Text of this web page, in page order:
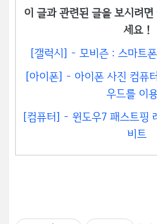
이 글과 관련된 글을 보시려
세요 !
[갤럭시] - 모비즌 : 스마트
[아이폰] - 아이폰 사진 컴퓨
우드를 이
[컴퓨터] - 윈도우7 패스트핑
비트